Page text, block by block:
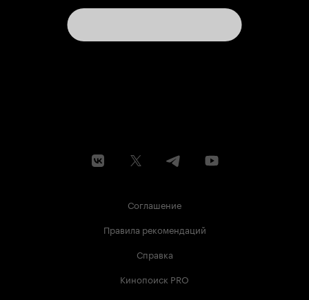
Соглашение
Правила рекомендаций
Справка
Кинопоиск PRO